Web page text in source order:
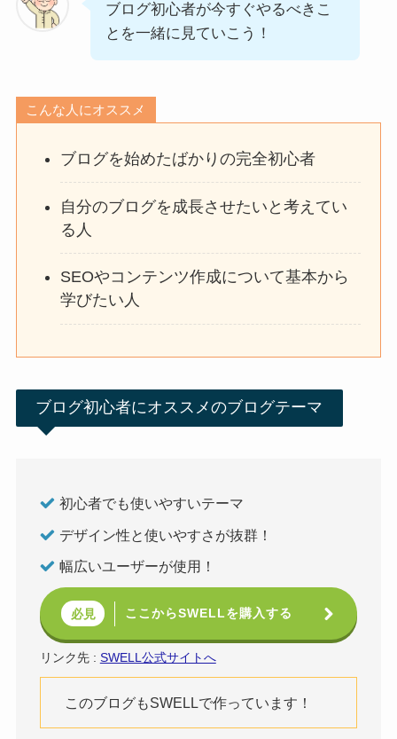
ブログ初心者が今すぐやるべきこ
とを一緒に見ていこう！
こんな人にオススメ
ブログを始めたばかりの完全初心者
自分のブログを成長させたいと考えてい
る人
SEOやコンテンツ作成について基本から
学びたい人
ブログ初心者にオススメのブログテーマ
初心者でも使いやすいテーマ
デザイン性と使いやすさが抜群！
幅広いユーザーが使用！
必見 ここからSWELLを購入する
リンク先 : SWELL公式サイトへ
このブログもSWELLで作っています！